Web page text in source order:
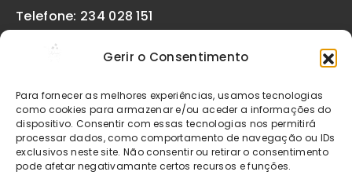
Gerir o Consentimento
Para fornecer as melhores experiências, usamos tecnologias
como cookies para armazenar e/ou aceder a informações do
dispositivo. Consentir com essas tecnologias nos permitirá
processar dados, como comportamento de navegação ou IDs
exclusivos neste site. Não consentir ou retirar o consentimento
pode afetar negativamante certos recursos e funções.
Telefone: 234 028 151
geral@etiquetas-online.pt
Os preços indicados incluem IVA à taxa legal em vigor. Todos
os artigos apresentados no site encontram-se sujeitos à
disponibilidade de stock após confirmação da encomenda. As